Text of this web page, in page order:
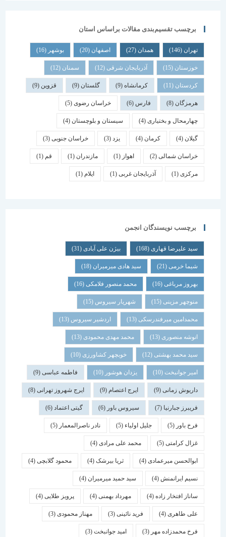
برچسب تقسیم‌بندی مقالات براساس استان
همدان اصفهان (20) بوشهر
خوزستان(15) آذربایجان شرقی(12) سمنان (12)
کردستان(11) کرمانشاه(9) گلستان (9) قزوین
هرمزگان(8) فارس خراسان رضوی(5)
چهارمحال و بختیاری (4) سیستان و بلوچستان(4)
کرمان یزد خراسان جنوبی(3)
خراسان شمالی(2) اهواز مازندران(1) قم
(1) آذربایجان غربی(1) ایلام
برچسب نویسندگان انجمن
سید علیرضا قهاری(168) بیژن علی آبادی(31)
شیما خرمی(21) سید هادی میرمیران(18)
بهروز مرباغی (16) محمد منصور فلامکی (16)
منوچهر مزینی(15) شهریار سیروس(15)
محمدامین میرفندرسکی(13) اردشیر سیروس(13)
انوشه منصوری(13) محمد مهدی محمودی(13)
سید محمد بهشتی(12) خوبچهر کشاورزی(10)
امیر جوانبخت(10) یزدان هوشور(10) فاطمه عباسی(9)
داریوش زمانی(9) ایرج اعتصام(9) ایرج شهروز تهرانی(8)
فریبرز جبارنیا(7) سیروس باور(6) گیتی اعتماد(6)
فرخ باور(5) جلیل اولیاء(5) نادر ناصرالمعمار (5)
غزال کرامتی (5) محمد علی مرادی(4)
ابوالحسن میرعمادی(4) ثریا بیرشک(4) محمود گلابچی(4)
نسیم ایرانمنش(4) سید حمید میرمیران(4)
ساناز افتخار زاده(4) مهرداد بهمنی(4) پرویز طلایی(4)
علی طاهری(4) فرید نائینی(3) مهناز محمودی(3)
فرخ محمدزاده مهر(3) امید جوانبخت(3)